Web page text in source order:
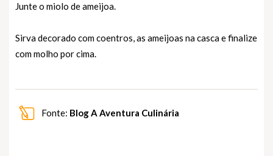
Junte o miolo de ameijoa.
Sirva decorado com coentros, as ameijoas na casca e finalize
com molho por cima.
Fonte: Blog A Aventura Culinária